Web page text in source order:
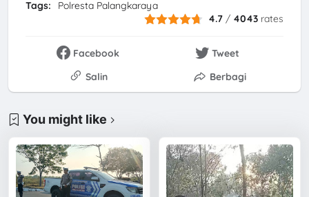
Tags:
Polresta Palangkaraya
4.7 / 4043 rates
Facebook
Tweet
Salin
Berbagi
You might like